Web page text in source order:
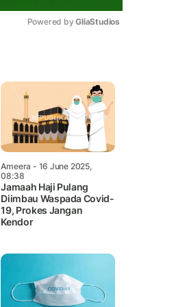
Powered by GliaStudios
Ameera - 16 June 2025,
08:38
Jamaah Haji Pulang
Diimbau Waspada Covid-
19, Prokes Jangan
Kendor